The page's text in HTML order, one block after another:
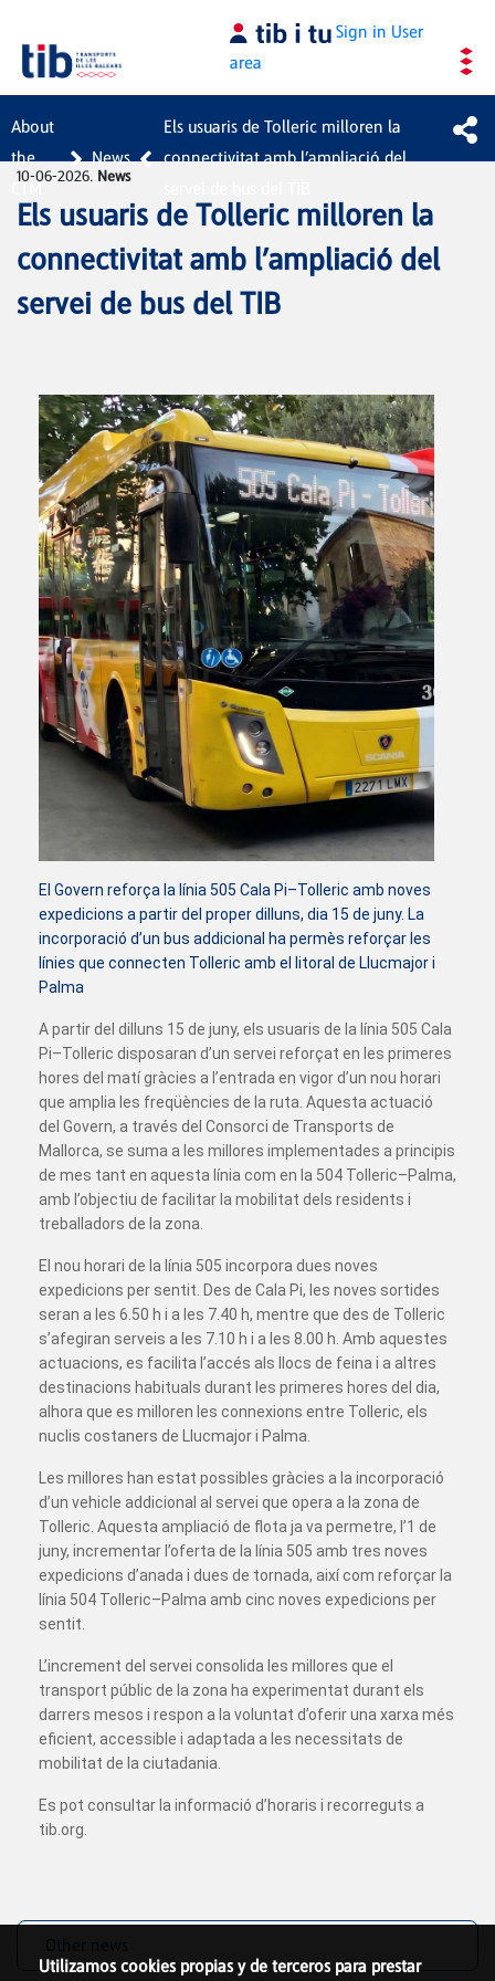
Sign in User
area
About
the
CTM
News
Els usuaris de Tolleric milloren la
connectivitat amb l’ampliació del
10-06-2026. News
Els usuaris de Tolleric milloren la
connectivitat amb l’ampliació del
servei de bus del TIB
El Govern reforça la línia 505 Cala Pi–Tolleric amb noves
expedicions a partir del proper dilluns, dia 15 de juny. La
incorporació d’un bus addicional ha permès reforçar les
línies que connecten Tolleric amb el litoral de Llucmajor i
Palma
A partir del dilluns 15 de juny, els usuaris de la línia 505 Cala
Pi–Tolleric disposaran d’un servei reforçat en les primeres
hores del matí gràcies a l’entrada en vigor d’un nou horari
que amplia les freqüències de la ruta. Aquesta actuació
del Govern, a través del Consorci de Transports de
Mallorca, se suma a les millores implementades a principis
de mes tant en aquesta línia com en la 504 Tolleric–Palma,
amb l’objectiu de facilitar la mobilitat dels residents i
treballadors de la zona.
El nou horari de la línia 505 incorpora dues noves
expedicions per sentit. Des de Cala Pi, les noves sortides
seran a les 6.50 h i a les 7.40 h, mentre que des de Tolleric
s’afegiran serveis a les 7.10 h i a les 8.00 h. Amb aquestes
actuacions, es facilita l’accés als llocs de feina i a altres
destinacions habituals durant les primeres hores del dia,
alhora que es milloren les connexions entre Tolleric, els
nuclis costaners de Llucmajor i Palma.
Les millores han estat possibles gràcies a la incorporació
d’un vehicle addicional al servei que opera a la zona de
Tolleric. Aquesta ampliació de flota ja va permetre, l’1 de
juny, incrementar l’oferta de la línia 505 amb tres noves
expedicions d’anada i dues de tornada, així com reforçar la
línia 504 Tolleric–Palma amb cinc noves expedicions per
sentit.
L’increment del servei consolida les millores que el
transport públic de la zona ha experimentat durant els
darrers mesos i respon a la voluntat d’oferir una xarxa més
eficient, accessible i adaptada a les necessitats de
mobilitat de la ciutadania.
Es pot consultar la informació d’horaris i recorreguts a
tib.org.
Utilizamos cookies propias y de terceros para prestar